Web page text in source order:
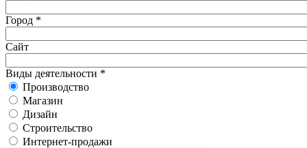
Город *
Сайт
Виды деятельности *
Производство
Магазин
Дизайн
Строительство
Интернет-продажи